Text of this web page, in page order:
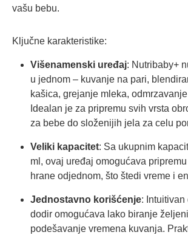
vašu bebu.
Ključne karakteristike:
Višenamenski uređaj: Nutribaby+
u jednom – kuvanje na pari,
kašica, grejanje mleka,
Idealan je za pripremu svih vrsta
za bebe do složenijih jela za celu
Veliki kapacitet: Sa ukupnim
ml, ovaj uređaj omogućava
hrane odjednom, što štedi vreme i
Jednostavno korišćenje:
dodir omogućava lako biranje
podešavanje vremena kuvanja.